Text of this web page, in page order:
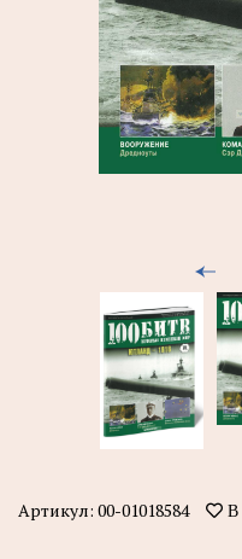
Артикул: 00-01018584 В